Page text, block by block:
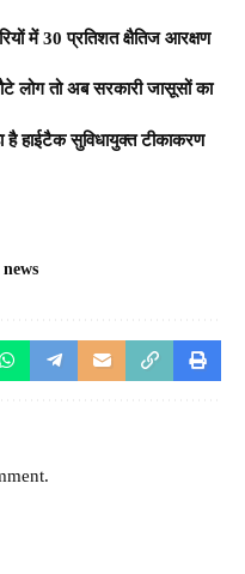
में 30 प्रतिशत क्षैतिज आरक्षण
लोग तो अब सरकारी जासूसों का
है हाईटैक सुविधायुक्त टीकाकरण